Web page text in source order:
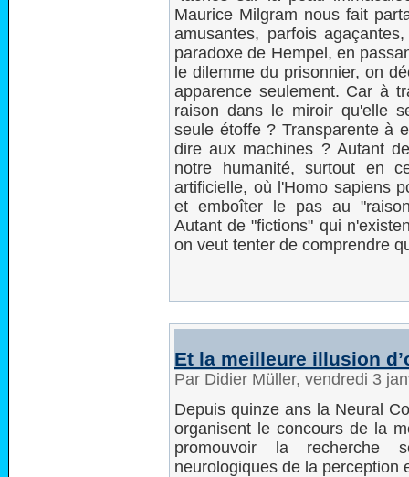
Maurice Milgram nous fait
amusantes, parfois
paradoxe de Hempel, en
le dilemme du prisonnier, on
apparence seulement. Car à
raison dans le miroir qu'elle
seule étoffe ? Transparente à
dire aux machines ? Autant
notre humanité, surtout en
artificielle, où l'Homo sapiens
et emboîter le pas au
Autant de "fictions" qui
on veut tenter de comprendre
Et la meilleure illusion
Par Didier Müller, vendredi 3
Depuis quinze ans la Neural
organisent le concours de la
promouvoir la recherche
neurologiques de la perception